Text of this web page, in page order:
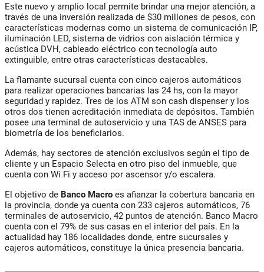
Este nuevo y amplio local permite brindar una mejor atención, a
través de una inversión realizada de $30 millones de pesos, con
características modernas como un sistema de comunicación IP,
iluminación LED, sistema de vidrios con aislación térmica y
acústica DVH, cableado eléctrico con tecnología auto
extinguible, entre otras características destacables.
La flamante sucursal cuenta con cinco cajeros automáticos
para realizar operaciones bancarias las 24 hs, con la mayor
seguridad y rapidez. Tres de los ATM son cash dispenser y los
otros dos tienen acreditación inmediata de depósitos. También
posee una terminal de autoservicio y una TAS de ANSES para
biometría de los beneficiarios.
Además, hay sectores de atención exclusivos según el tipo de
cliente y un Espacio Selecta en otro piso del inmueble, que
cuenta con Wi Fi y acceso por ascensor y/o escalera.
El objetivo de Banco Macro es afianzar la cobertura bancaria en
la provincia, donde ya cuenta con 233 cajeros automáticos, 76
terminales de autoservicio, 42 puntos de atención. Banco Macro
cuenta con el 79% de sus casas en el interior del país. En la
actualidad hay 186 localidades donde, entre sucursales y
cajeros automáticos, constituye la única presencia bancaria.